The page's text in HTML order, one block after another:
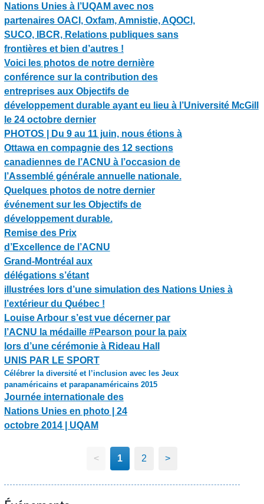
Nations Unies à l’UQAM avec nos
partenaires OACI, Oxfam, Amnistie, AQOCI,
SUCO, IBCR, Relations publiques sans
frontières et bien d’autres !
Voici les photos de notre dernière
conférence sur la contribution des
entreprises aux Objectifs de
développement durable ayant eu lieu à l’Université McGill
le 24 octobre dernier
PHOTOS | Du 9 au 11 juin, nous étions à
Ottawa en compagnie des 12 sections
canadiennes de l’ACNU à l’occasion de
l’Assemblé générale annuelle nationale.
Quelques photos de notre dernier
événement sur les Objectifs de
développement durable.
Remise des Prix
d’Excellence de l’ACNU
Grand-Montréal aux
délégations s’étant
illustrées lors d’une simulation des Nations Unies à
l’extérieur du Québec !
Louise Arbour s’est vue décerner par
l’ACNU la médaille ‪#‎Pearson‬ pour la paix
lors d’une cérémonie à Rideau Hall
UNIS PAR LE SPORT
Célébrer la diversité et l’inclusion avec les Jeux
panaméricains et parapanaméricains 2015
Journée internationale des
Nations Unies en photo | 24
octobre 2014 | UQAM
< 1 2 >